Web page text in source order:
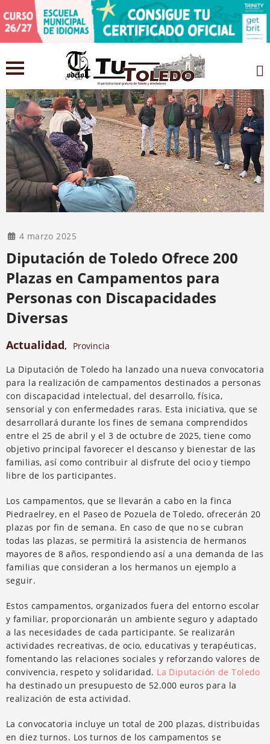
4 marzo 2025
Diputación de Toledo Ofrece 200
Plazas en Campamentos para
Personas con Discapacidades
Diversas
Actualidad, Provincia
La Diputación de Toledo ha lanzado una nueva convocatoria
para la realización de campamentos destinados a personas
con discapacidad intelectual, del desarrollo, física,
sensorial y con enfermedades raras. Esta iniciativa, que se
desarrollará durante los fines de semana comprendidos
entre el 25 de abril y el 3 de octubre de 2025, tiene como
objetivo principal favorecer el descanso y bienestar de las
familias, así como contribuir al disfrute del ocio y tiempo
libre de los participantes.
Los campamentos, que se llevarán a cabo en la finca
Piedraelrey, en el Paseo de Pozuela de Toledo, ofrecerán 20
plazas por fin de semana. En caso de que no se cubran
todas las plazas, se permitirá la asistencia de hermanos
mayores de 8 años, respondiendo así a una demanda de las
familias que consideran a los hermanos un ejemplo a
seguir.
Estos campamentos, organizados fuera del entorno escolar
y familiar, proporcionarán un ambiente seguro y adaptado
a las necesidades de cada participante. Se realizarán
actividades recreativas, de ocio, educativas y terapéuticas,
fomentando las relaciones sociales y reforzando valores de
convivencia, respeto y solidaridad. La Diputación de Toledo
ha destinado un presupuesto de 52.000 euros para la
realización de esta actividad.
La convocatoria incluye un total de 200 plazas, distribuidas
en diez turnos. Los turnos de los campamentos se